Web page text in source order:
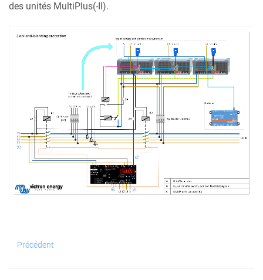
des unités MultiPlus(-II).
Précédent